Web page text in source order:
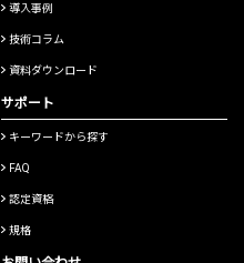
導入事例
技術コラム
資料ダウンロード
サポート
キーワードから探す
FAQ
認定資格
規格